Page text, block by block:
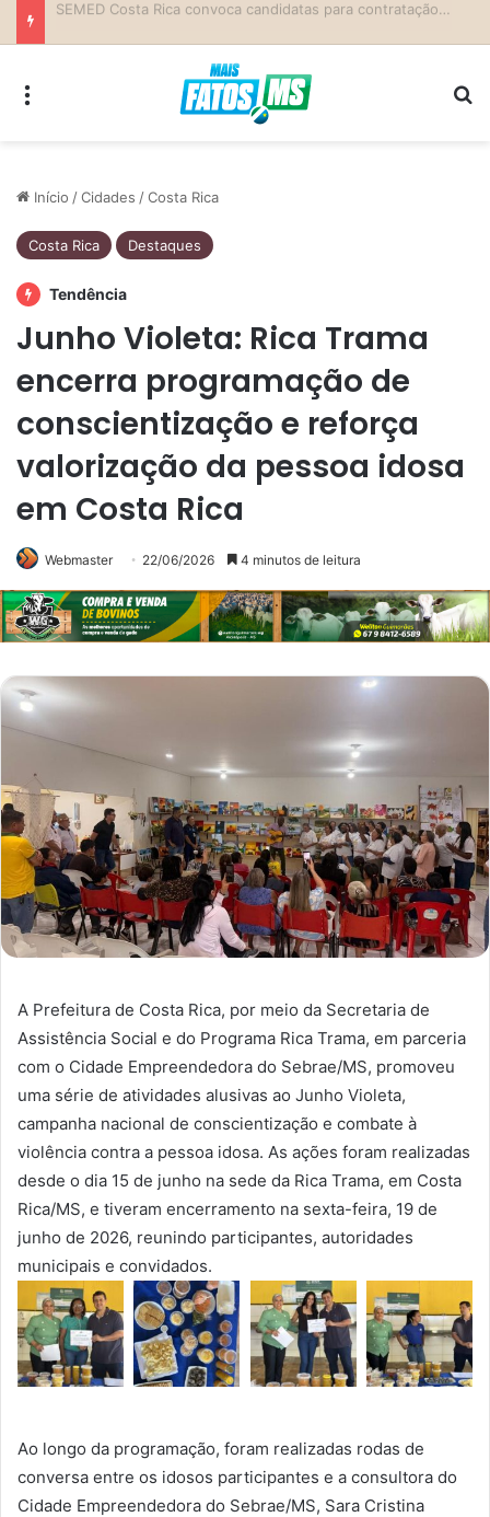
Início /Cidades /Costa Rica
Costa Rica Destaques
Tendência
Junho Violeta: Rica Trama
encerra programação de
conscientização e reforça
valorização da pessoa idosa
em Costa Rica
Webmaster 22/06/2026 4 minutos de leitura
A Prefeitura de Costa Rica, por meio da Secretaria de
Assistência Social e do Programa Rica Trama, em parceria
com o Cidade Empreendedora do Sebrae/MS, promoveu
uma série de atividades alusivas ao Junho Violeta,
campanha nacional de conscientização e combate à
violência contra a pessoa idosa. As ações foram realizadas
desde o dia 15 de junho na sede da Rica Trama, em Costa
Rica/MS, e tiveram encerramento na sexta-feira, 19 de
junho de 2026, reunindo participantes, autoridades
municipais e convidados.
Ao longo da programação, foram realizadas rodas de
conversa entre os idosos participantes e a consultora do
Cidade Empreendedora do Sebrae/MS, Sara Cristina